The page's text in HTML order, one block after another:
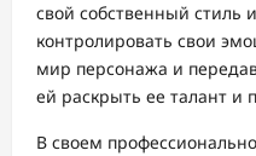
свой собственный стиль
контролировать свои
мир персонажа и
ей раскрыть ее талант и
В своем